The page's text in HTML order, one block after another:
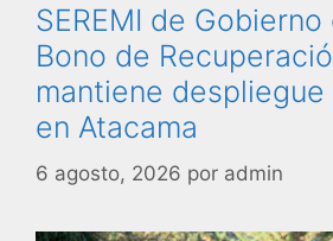
SEREMI de
Bono de
mantiene despliegue
en Atacama
6 agosto, 2026 por admin